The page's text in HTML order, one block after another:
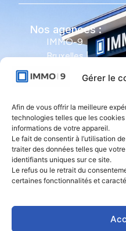
Gérer le
Afin de vous offrir la meilleure
technologies telles que les
informations de votre appareil.
Le fait de consentir à l’utilisation
traiter des données telles que
identifiants uniques sur ce site.
Le refus ou le retrait du
certaines fonctionnalités et
Nos agences :
IMMO-9
Bruxelles |
491 - bte 12 |
IMMO-9 Namur |
Rue de l'Armée
Grouchy 1 |
5000 Namur
| Rue des